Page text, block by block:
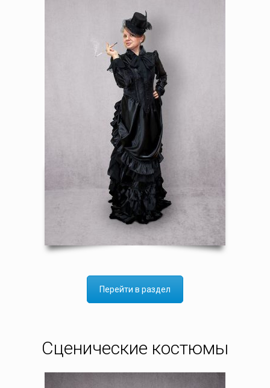
Перейти в раздел
Сценические костюмы